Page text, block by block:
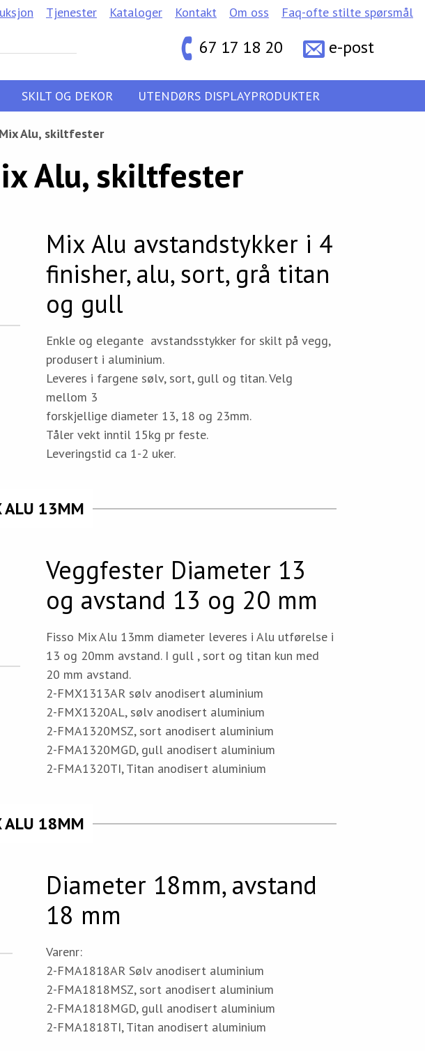
67 17 18 20 e-post
Tjenester Kataloger Kontakt Om oss Faq-ofte stilte spørsmål
SKILT OG DEKOR UTENDØRS DISPLAYPRODUKTER
Alu, skiltfester
Alu, skiltfester
Mix Alu avstandstykker i 4
finisher, alu, sort, grå titan
og gull
Enkle og elegante avstandsstykker for skilt på vegg,
produsert i aluminium.
Leveres i fargene sølv, sort, gull og titan. Velg
mellom 3
forskjellige diameter 13, 18 og 23mm.
Tåler vekt inntil 15kg pr feste.
Leveringstid ca 1-2 uker.
ALU 13MM
Veggfester Diameter 13
og avstand 13 og 20 mm
Fisso Mix Alu 13mm diameter leveres i Alu utførelse i
13 og 20mm avstand. I gull , sort og titan kun med
20 mm avstand.
2-FMX1313AR sølv anodisert aluminium
2-FMX1320AL, sølv anodisert aluminium
2-FMA1320MSZ, sort anodisert aluminium
2-FMA1320MGD, gull anodisert aluminium
2-FMA1320TI, Titan anodisert aluminium
ALU 18MM
Diameter 18mm, avstand
18 mm
Varenr:
2-FMA1818AR Sølv anodisert aluminium
2-FMA1818MSZ, sort anodisert aluminium
2-FMA1818MGD, gull anodisert aluminium
2-FMA1818TI, Titan anodisert aluminium